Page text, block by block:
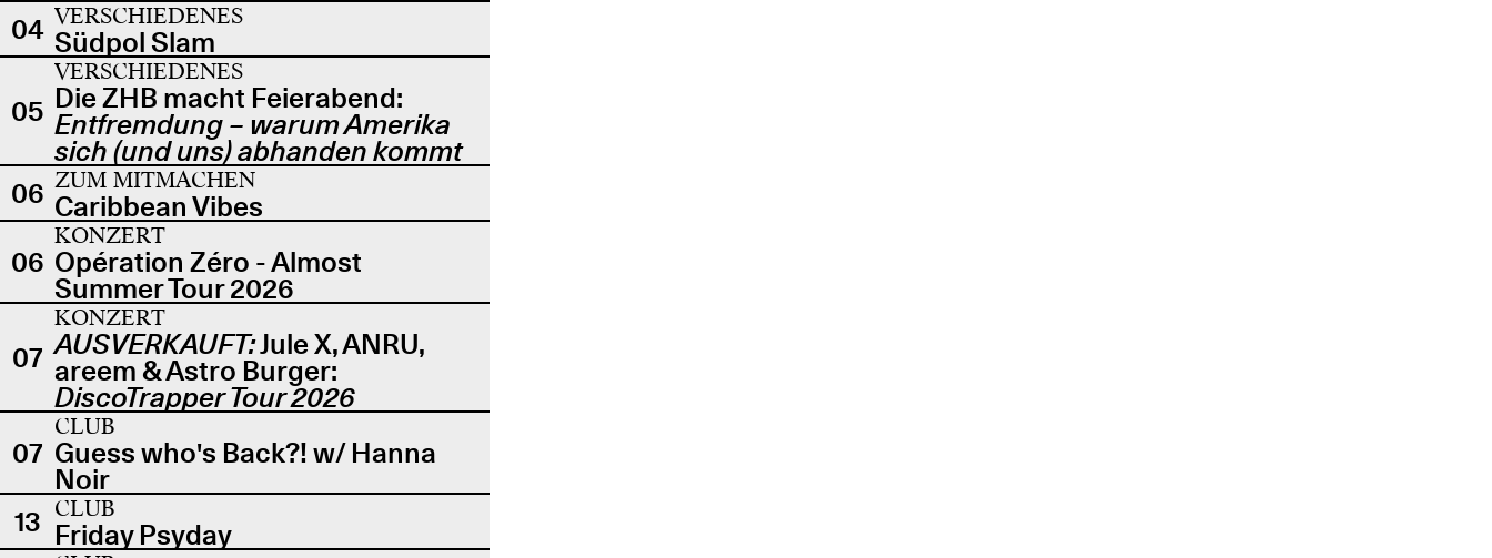
04 VERSCHIEDENES
Südpol Slam
05
VERSCHIEDENES
Die ZHB macht Feierabend:
Entfremdung – warum Amerika
sich (und uns) abhanden kommt
06 ZUM MITMACHEN
Caribbean Vibes
06
KONZERT
Opération Zéro - Almost
Summer Tour 2026
07
KONZERT
AUSVERKAUFT:Jule X, ANRU,
areem & Astro Burger:
DiscoTrapper Tour 2026
07
CLUB
Guess who's Back?! w/ Hanna
Noir
13 CLUB
Friday Psyday